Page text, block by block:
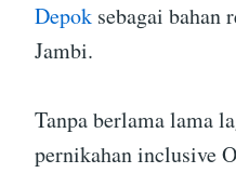
Depok sebagai bahan
Jambi.
Tanpa berlama lama
pernikahan inclusive